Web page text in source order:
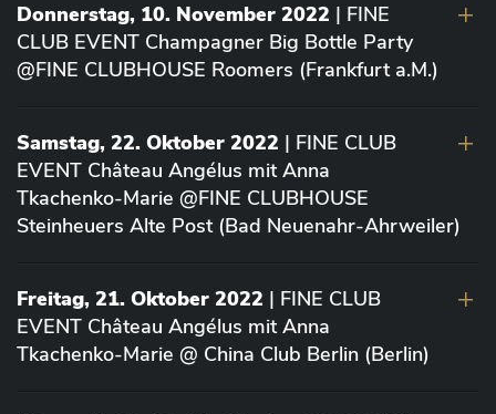
Donnerstag, 10. November 2022 | FINE
CLUB EVENT Champagner Big Bottle Party
@FINE CLUBHOUSE Roomers (Frankfurt a.M.)
Samstag, 22. Oktober 2022 | FINE CLUB
EVENT Château Angélus mit Anna
Tkachenko-Marie @FINE CLUBHOUSE
Steinheuers Alte Post (Bad Neuenahr-Ahrweiler)
Freitag, 21. Oktober 2022 | FINE CLUB
EVENT Château Angélus mit Anna
Tkachenko-Marie @ China Club Berlin (Berlin)